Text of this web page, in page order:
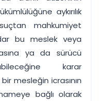
aykırılık
mahkumiyet
bu meslek veya
ya da sürücü
karar
mesleğin icrasının
bağlı olarak